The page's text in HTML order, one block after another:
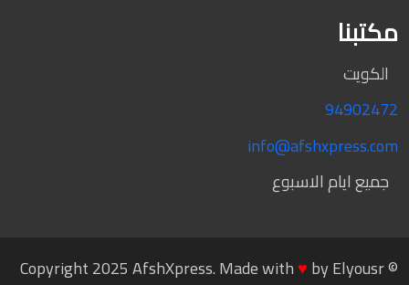
مكتبنا
الكويت
94902472
info@afshxpress.com
جميع ايام الاسبوع
© Copyright 2025 AfshXpress. Made with
♥byElyousr